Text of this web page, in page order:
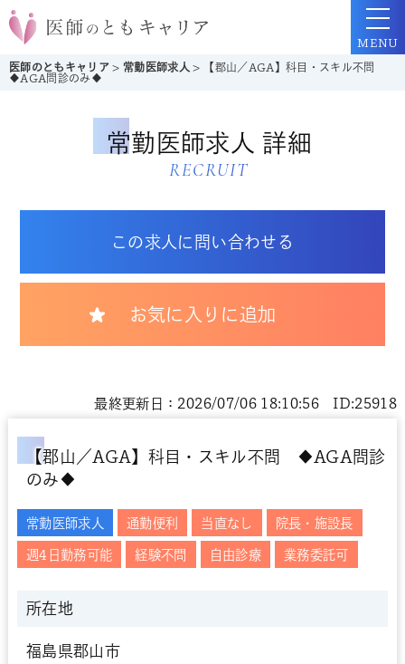
医師のともキャリア >常勤医師求人 >
【郡山／AGA】科目・スキル不問
◆AGA問診のみ◆
MENU
常勤医師求人 詳細
RECRUIT
この求人に問い合わせる
お気に入りに追加
【郡山／AGA】科目・スキル不問 ◆AGA問診
のみ◆
最終更新日：2026/07/06 18:10:56 ID:25918
常勤医師求人 通勤便利 当直なし 院長・施設長
週4日勤務可能 経験不問 自由診療 業務委託可
所在地
福島県郡山市